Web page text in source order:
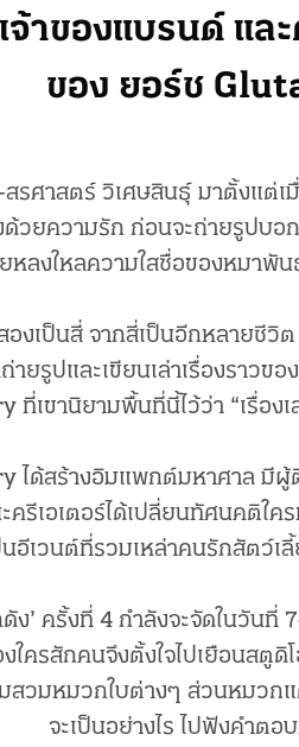
จ้าของแบรนด์ แ
ของ ยอร์ช
รศาสตร์ วิเศษสินธุ์ มาตั้งแต่เ
ด้วยความรัก ก่อนจะถ่ายรูปบอ
ลงใหลความใสซื่อของหมาพัน
องเป็นสี่ จากสี่เป็นอีกหลายชี
ายรูปและเขียนเล่าเรื่องราว
ที่เขานิยามพื้นที่นี้ไว้ว่า “เรื่อง
ได้สร้างอิมแพกต์มหาศาล มีผู้
ครีเอเตอร์ได้เปลี่ยนทัศนคติ
อีเวนต์ที่รวมเหล่าคนรักสัตว์เลี้
ดัง’ ครั้งที่ 4 กำลังจะจัดในวัน
ใครสักคนจึงตั้งใจไปเยือนสตู
วมหมวกใบต่างๆ ส่วนหมวกแต่
จะเป็นอย่างไร ไปฟังคำตอ